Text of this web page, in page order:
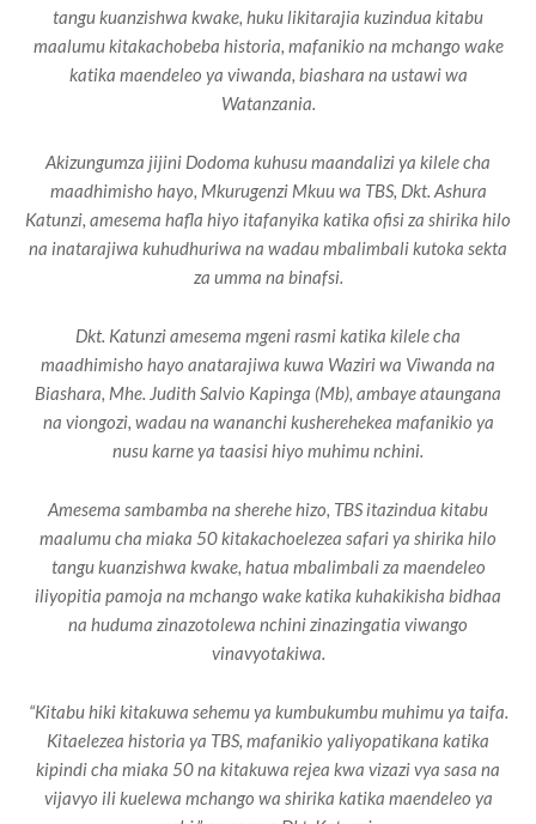
tangu kuanzishwa kwake, huku likitarajia kuzindua kitabu
maalumu kitakachobeba historia, mafanikio na mchango wake
katika maendeleo ya viwanda, biashara na ustawi wa
Watanzania.
Akizungumza jijini Dodoma kuhusu maandalizi ya kilele cha
maadhimisho hayo, Mkurugenzi Mkuu wa TBS, Dkt. Ashura
Katunzi, amesema hafla hiyo itafanyika katika ofisi za shirika hilo
na inatarajiwa kuhudhuriwa na wadau mbalimbali kutoka sekta
za umma na binafsi.
Dkt. Katunzi amesema mgeni rasmi katika kilele cha
maadhimisho hayo anatarajiwa kuwa Waziri wa Viwanda na
Biashara, Mhe. Judith Salvio Kapinga (Mb), ambaye ataungana
na viongozi, wadau na wananchi kusherehekea mafanikio ya
nusu karne ya taasisi hiyo muhimu nchini.
Amesema sambamba na sherehe hizo, TBS itazindua kitabu
maalumu cha miaka 50 kitakachoelezea safari ya shirika hilo
tangu kuanzishwa kwake, hatua mbalimbali za maendeleo
iliyopitia pamoja na mchango wake katika kuhakikisha bidhaa
na huduma zinazotolewa nchini zinazingatia viwango
vinavyotakiwa.
“Kitabu hiki kitakuwa sehemu ya kumbukumbu muhimu ya taifa.
Kitaelezea historia ya TBS, mafanikio yaliyopatikana katika
kipindi cha miaka 50 na kitakuwa rejea kwa vizazi vya sasa na
vijavyo ili kuelewa mchango wa shirika katika maendeleo ya